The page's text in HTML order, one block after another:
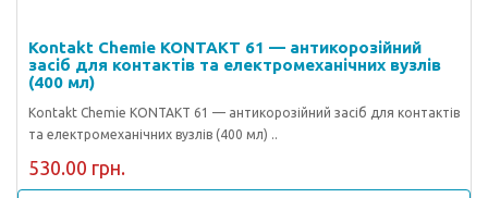
Kontakt Chemie KONTAKT 61 — антикорозійний
засіб для контактів та електромеханічних вузлів
(400 мл)
Kontakt Chemie KONTAKT 61 — антикорозійний засіб для контактів
та електромеханічних вузлів (400 мл) ..
530.00 грн.